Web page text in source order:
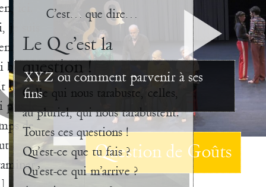
ici.
je suis
bien
le tour,
pris le
de
Question de Goûts
C’est… que dire…
Le Q c’est la
question !
Celle qui nous tarabuste, celles,
au pluriel, qui nous tarabustent.
Toutes ces questions !
Qu’est-ce que tu fais ?
Qu’est-ce qui m’arrive ?
00:00
XYZ ou comment parvenir à ses
fins